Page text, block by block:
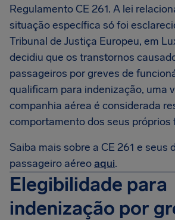
Regulamento CE 261. A lei
situação específica só foi
Tribunal de Justiça Europeu, em
decidiu que os transtornos
passageiros por greves de
qualificam para indenização, uma
companhia aérea é considerada
comportamento dos seus próprios
Saiba mais sobre a CE 261 e seus
passageiro aéreoaqui.
Elegibilidade para
indenização por